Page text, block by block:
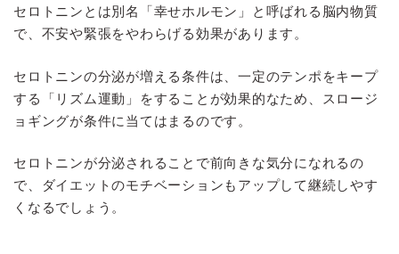
セロトニンとは別名「幸せホルモン」と呼ばれる脳内物質
で、不安や緊張をやわらげる効果があります。
セロトニンの分泌が増える条件は、一定のテンポをキープ
する「リズム運動」をすることが効果的なため、スロージ
ョギングが条件に当てはまるのです。
セロトニンが分泌されることで前向きな気分になれるの
で、ダイエットのモチベーションもアップして継続しやす
くなるでしょう。